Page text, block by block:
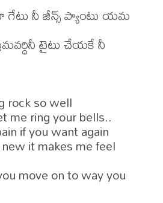
నీ జీన్స్ ప్యాంటు యమ
టైటు చేయకే నీ
rock so well
me ring your bells..
if you want again
it makes me feel
move on to way you